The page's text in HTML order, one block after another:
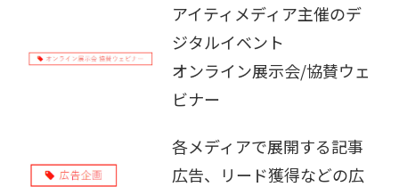
導入事例
セミナー情報/ブログ
アイティメディア主催のデ
ジタルイベント
オンライン展示会/協賛ウェ
ビナー
各メディアで展開する記事
広告、リード獲得などの広